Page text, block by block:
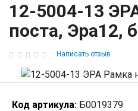
12-5004-13
поста, Эра12,
Написать отзыв
Код артикула: Б0019379